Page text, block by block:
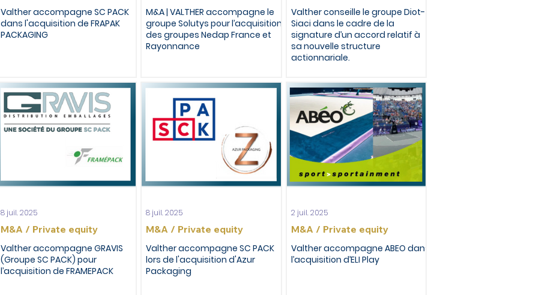
Valther accompagne SC PACK
dans l'acquisition de FRAPAK
PACKAGING
M&A | VALTHER accompagne le
groupe Solutys pour l’acquisition
des groupes Nedap France et
Rayonnance
Valther conseille le groupe Diot-
Siaci dans le cadre de la
signature d’un accord relatif à
sa nouvelle structure
actionnariale.
Valther accompagne GRAVIS
(Groupe SC PACK) pour
l’acquisition de FRAMEPACK
M&A / Private equity
8 juil. 2025
Valther accompagne SC PACK
lors de l'acquisition d'Azur
Packaging
M&A / Private equity
8 juil. 2025
Valther accompagne ABEO dans
l’acquisition d’ELI Play
M&A / Private equity
2 juil. 2025